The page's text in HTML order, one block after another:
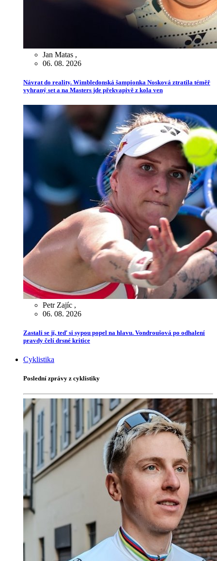
Jan Matas ,
06. 08. 2026
Návrat do reality. Wimbledonská šampionka Nosková ztratila téměř
vyhraný set a na Masters jde překvapivě z kola ven
Petr Zajíc ,
06. 08. 2026
Zastali se jí, teď si sypou popel na hlavu. Vondroušová po odhalení
pravdy čelí drsné kritice
Cyklistika
Poslední zprávy z cyklistiky